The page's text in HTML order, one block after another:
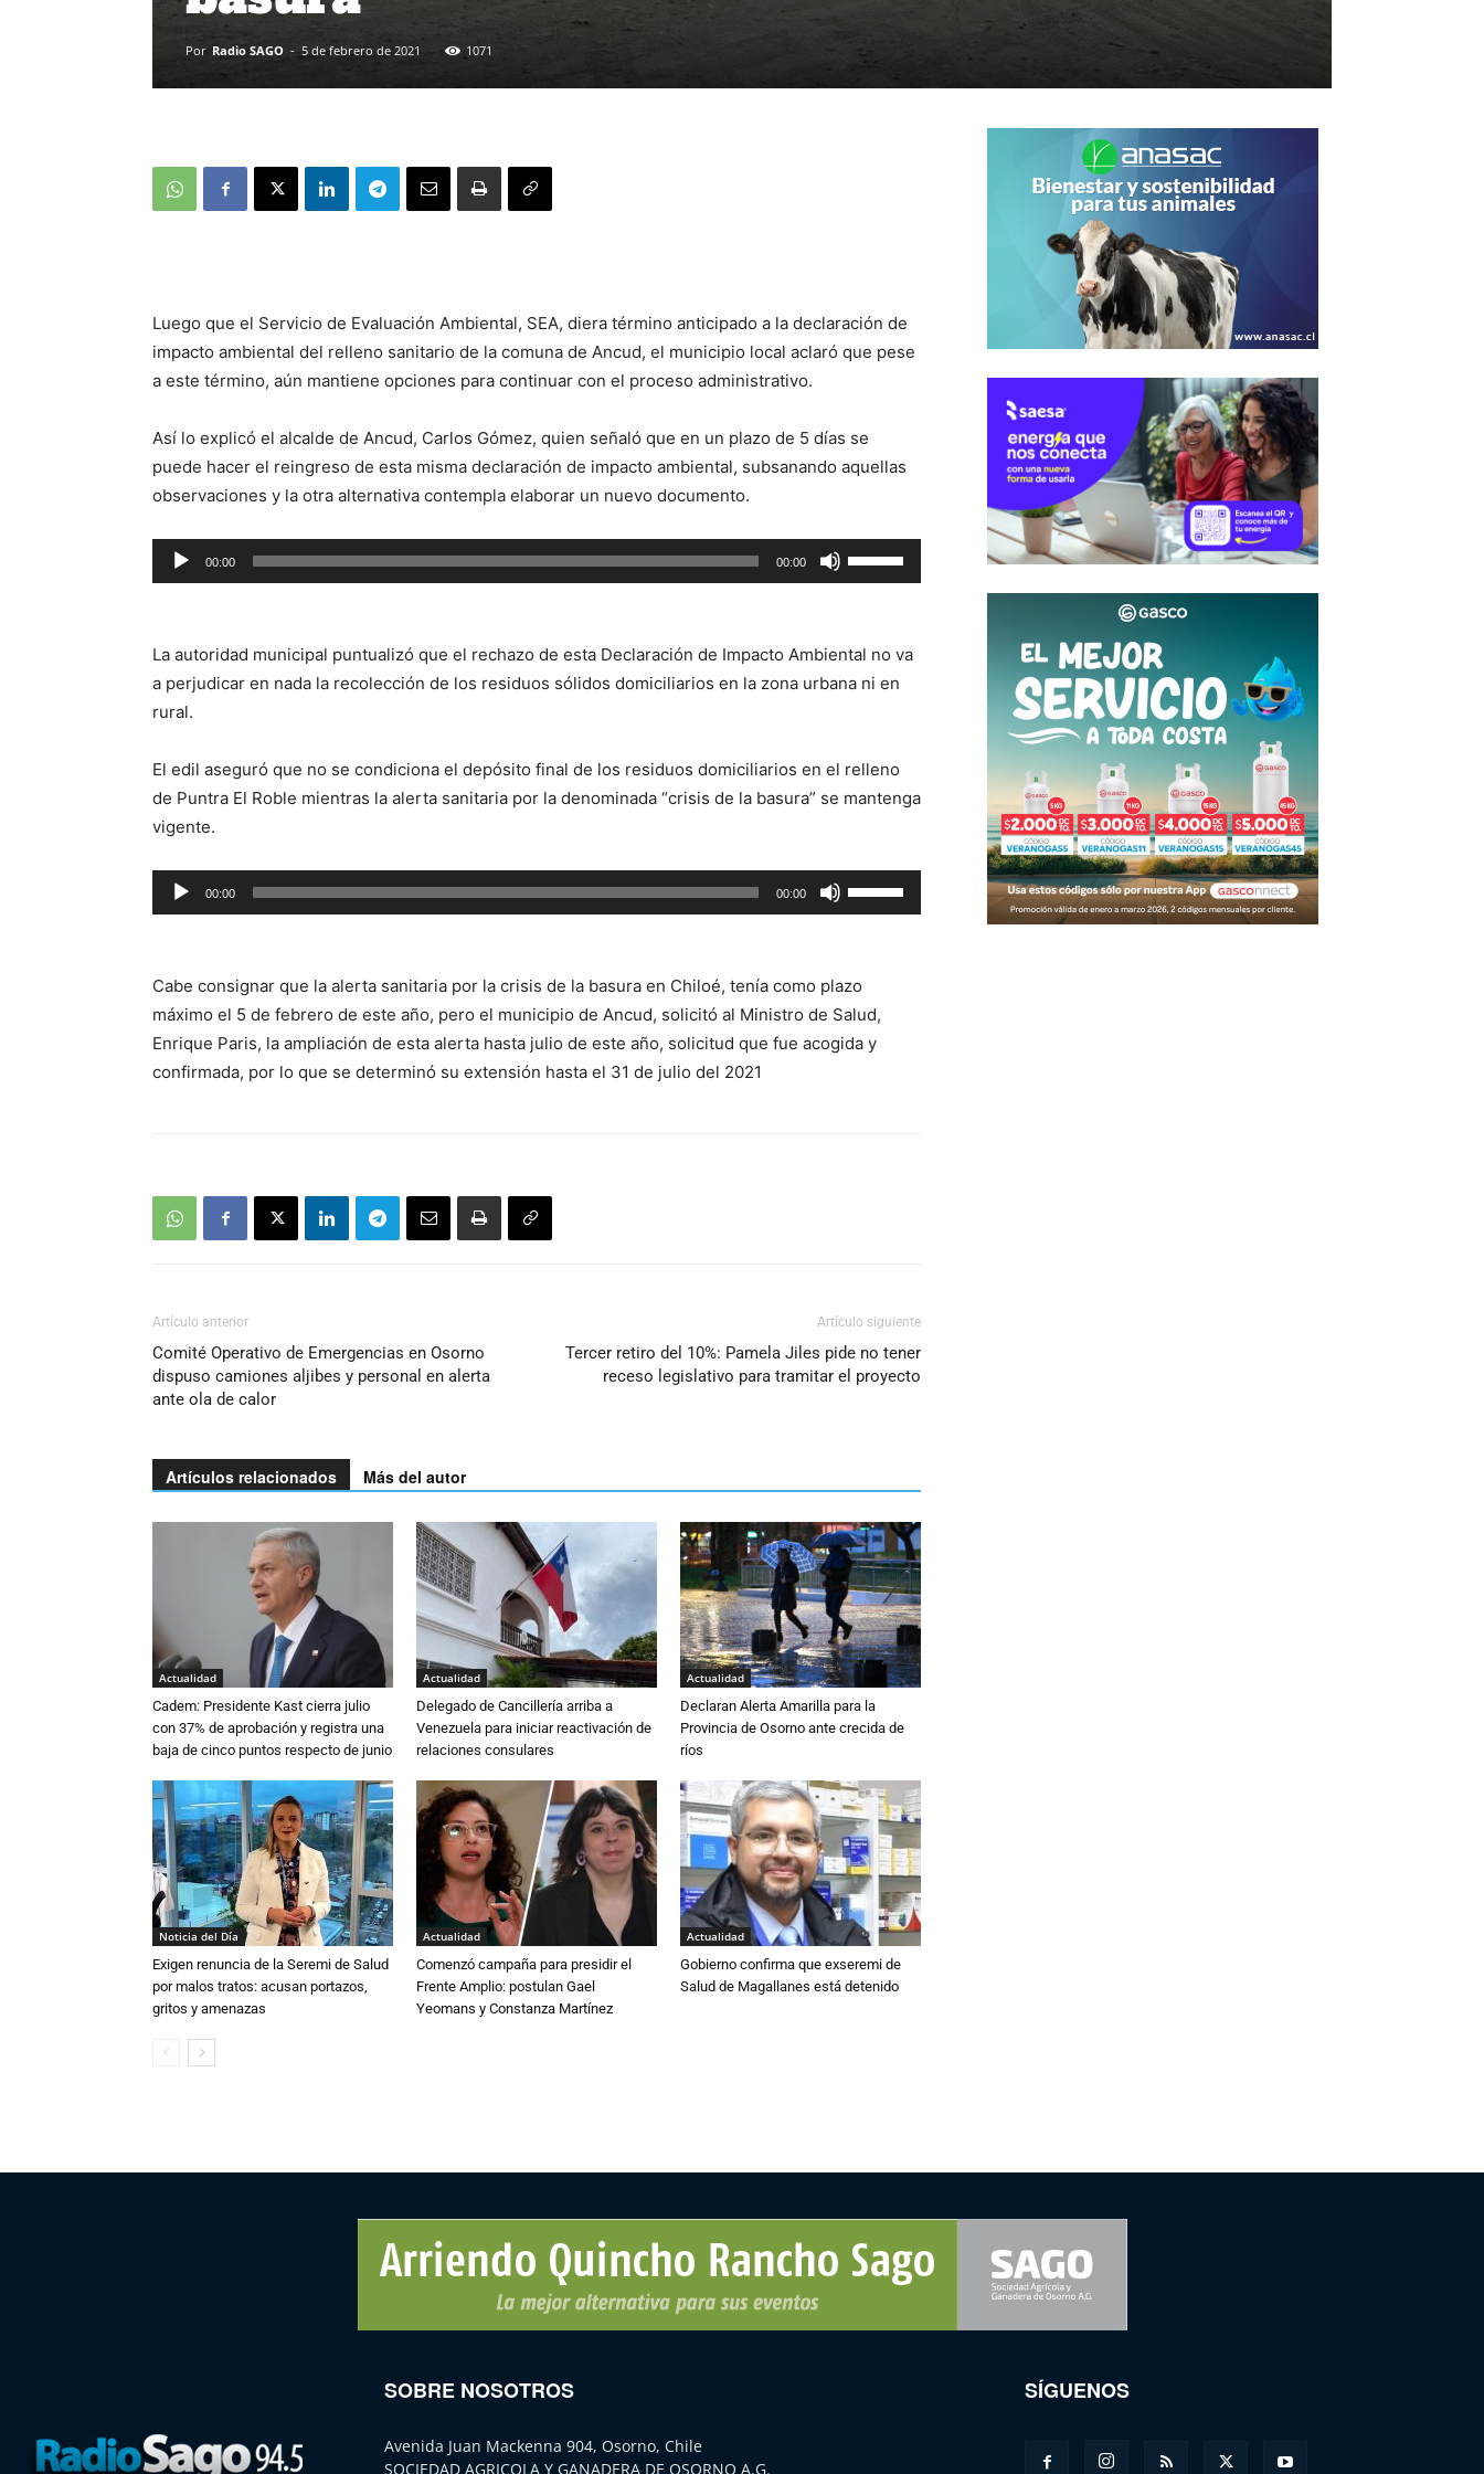
Por Radio SAGO - 5 de febrero de 2021 1071
Luego que el Servicio de Evaluación Ambiental, SEA, diera término anticipado a la declaración de
impacto ambiental del relleno sanitario de la comuna de Ancud, el municipio local aclaró que pese
a este término, aún mantiene opciones para continuar con el proceso administrativo.
Así lo explicó el alcalde de Ancud, Carlos Gómez, quien señaló que en un plazo de 5 días se
puede hacer el reingreso de esta misma declaración de impacto ambiental, subsanando aquellas
observaciones y la otra alternativa contempla elaborar un nuevo documento.
Reproductor
de
00:00 00:00
las
flecha
arriba/abajo
o
disminuir
volumen.
La autoridad municipal puntualizó que el rechazo de esta Declaración de Impacto Ambiental no va
a perjudicar en nada la recolección de los residuos sólidos domiciliarios en la zona urbana ni en
rural.
El edil aseguró que no se condiciona el depósito final de los residuos domiciliarios en el relleno
de Puntra El Roble mientras la alerta sanitaria por la denominada “crisis de la basura” se mantenga
vigente.
Reproductor
de
00:00 00:00
las
flecha
arriba/abajo
para
Cabe consignar que la alerta sanitaria por la crisis de la basura en Chiloé, tenía como plazo
máximo el 5 de febrero de este año, pero el municipio de Ancud, solicitó al Ministro de Salud,
Enrique Paris, la ampliación de esta alerta hasta julio de este año, solicitud que fue acogida y
confirmada, por lo que se determinó su extensión hasta el 31 de julio del 2021
Artículo anterior
Comité Operativo de Emergencias en Osorno
dispuso camiones aljibes y personal en alerta
ante ola de calor
Artículo siguiente
Tercer retiro del 10%: Pamela Jiles pide no tener
receso legislativo para tramitar el proyecto
Artículos relacionados Más del autor
Actualidad
Cadem: Presidente Kast cierra julio
con 37% de aprobación y registra una
baja de cinco puntos respecto de junio
Actualidad
Delegado de Cancillería arriba a
Venezuela para iniciar reactivación de
relaciones consulares
Actualidad
Declaran Alerta Amarilla para la
Provincia de Osorno ante crecida de
ríos
Noticia del Día
Exigen renuncia de la Seremi de Salud
por malos tratos: acusan portazos,
gritos y amenazas
Actualidad
Comenzó campaña para presidir el
Frente Amplio: postulan Gael
Yeomans y Constanza Martínez
Actualidad
Gobierno confirma que exseremi de
Salud de Magallanes está detenido
SOBRE NOSOTROS
Avenida Juan Mackenna 904, Osorno, Chile
SOCIEDAD AGRICOLA Y GANADERA DE OSORNO A.G.
SÍGUENOS